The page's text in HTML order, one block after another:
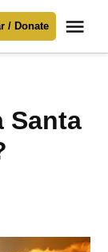
/ Donate
Santa